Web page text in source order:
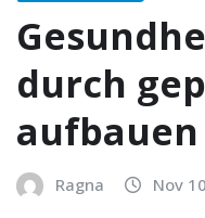
durch
aufbauen
Ragna Nov